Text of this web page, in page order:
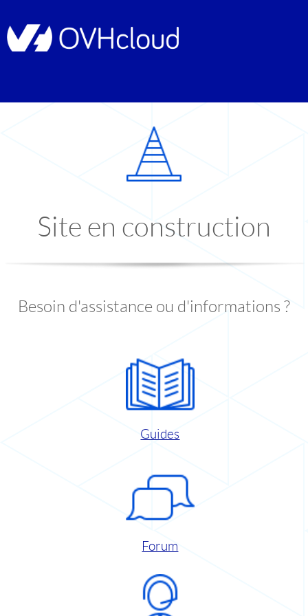
Site en construction
Besoin d'assistance ou d'informations ?
Guides
Forum